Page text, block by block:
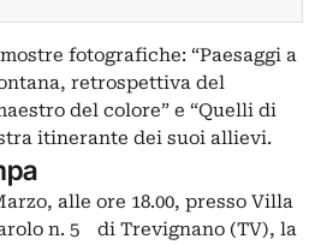
fotografiche: “Paesaggi a
retrospettiva del
del colore” e “Quelli di
itinerante dei suoi allievi.
alle ore 18.00, presso Villa
n. 5 di Trevignano (TV), la